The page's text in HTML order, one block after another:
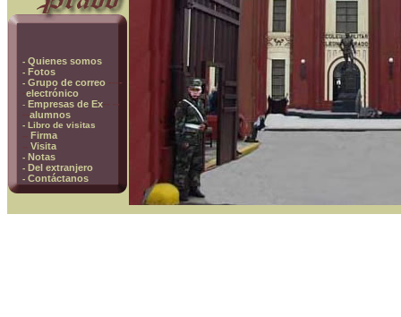
- Quienes somos
- Fotos
- Grupo de correo
----
electrónico
- Empresas de Ex -- --
alumnos
- Libro de visitas
Firma
Visita
- Notas
- Del extranjero
- Contáctanos